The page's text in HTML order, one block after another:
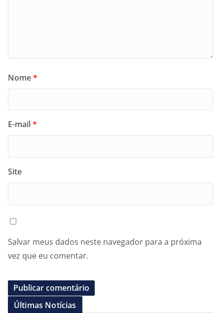
Nome*
E-mail*
Site
Salvar meus dados neste navegador para a próxima
vez que eu comentar.
Últimas Notícias